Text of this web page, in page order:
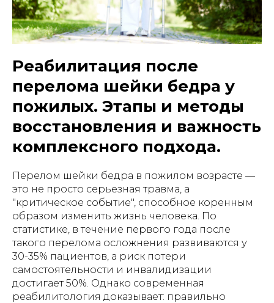
Реабилитация после
перелома шейки бедра у
пожилых. Этапы и методы
восстановления и важность
комплексного подхода.
Перелом шейки бедра в пожилом возрасте —
это не просто серьезная травма, а
"критическое событие", способное коренным
образом изменить жизнь человека. По
статистике, в течение первого года после
такого перелома осложнения развиваются у
30-35% пациентов, а риск потери
самостоятельности и инвалидизации
достигает 50%. Однако современная
реабилитология доказывает: правильно